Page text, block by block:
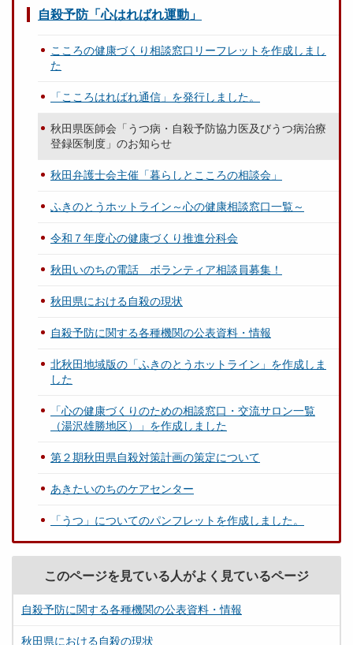
自殺予防「心はればれ運動」
こころの健康づくり相談窓口リーフレットを作成しまし
た
「こころはればれ通信」を発行しました。
秋田県医師会「うつ病・自殺予防協力医及びうつ病治療
登録医制度」のお知らせ
秋田弁護士会主催「暮らしとこころの相談会」
ふきのとうホットライン～心の健康相談窓口一覧～
令和７年度心の健康づくり推進分科会
秋田いのちの電話 ボランティア相談員募集！
秋田県における自殺の現状
自殺予防に関する各種機関の公表資料・情報
北秋田地域版の「ふきのとうホットライン」を作成しま
した
「心の健康づくりのための相談窓口・交流サロン一覧
（湯沢雄勝地区）」を作成しました
第２期秋田県自殺対策計画の策定について
あきたいのちのケアセンター
「うつ」についてのパンフレットを作成しました。
このページを見ている人がよく見ているページ
自殺予防に関する各種機関の公表資料・情報
秋田県における自殺の現状